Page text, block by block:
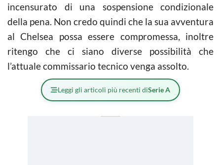
incensurato di una sospensione condizionale
della pena. Non credo quindi che la sua avventura
al Chelsea possa essere compromessa, inoltre
ritengo che ci siano diverse possibilità che
l’attuale commissario tecnico venga assolto.
Leggi gli articoli più recenti diSerie A